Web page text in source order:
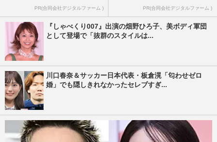
PR(合同会社デジタルファーム ) PR(合同会社デジタルファーム )
『しゃべくり007』出演の畑野ひろ子、美ボディ軍団
として登場で「抜群のスタイルは...
川口春奈＆サッカー日本代表・板倉滉「匂わせゼロ
婚」でも隠しきれなかったセレブすぎ...